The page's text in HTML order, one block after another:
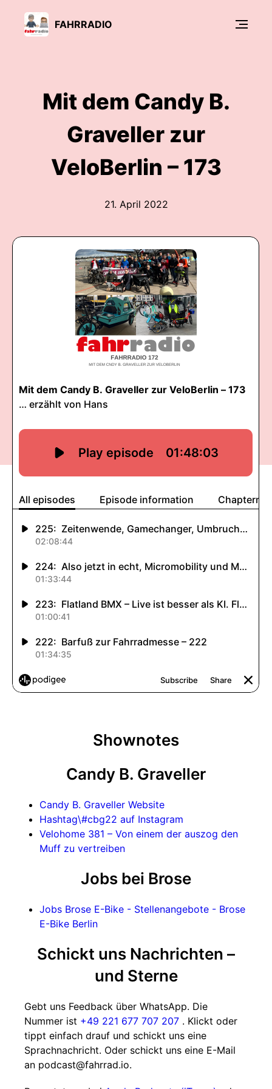
FAHRRADIO
Mit dem Candy B.
Graveller zur
VeloBerlin – 173
21. April 2022
Shownotes
Candy B. Graveller
Candy B. Graveller Website
Hashtag\#cbg22 auf Instagram
Velohome 381 – Von einem der auszog den
Muff zu vertreiben
Jobs bei Brose
Jobs Brose E-Bike - Stellenangebote - Brose
E-Bike Berlin
Schickt uns Nachrichten –
und Sterne
Gebt uns Feedback über WhatsApp. Die
Nummer ist +49 221 677 707 207 . Klickt oder
tippt einfach drauf und schickt uns eine
Sprachnachricht. Oder schickt uns eine E-Mail
an podcast@fahrrad.io.